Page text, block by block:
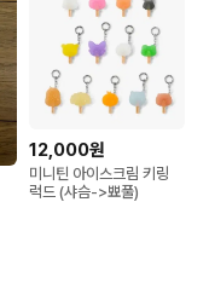
12,000원
미니틴 아이스크림 키링
럭드 (샤슴->뾰풀)